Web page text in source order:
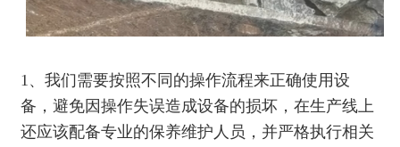
1、我们需要按照不同的操作流程来正确使用设
备，避免因操作失误造成设备的损坏，在生产线上
还应该配备专业的保养维护人员，并严格执行相关